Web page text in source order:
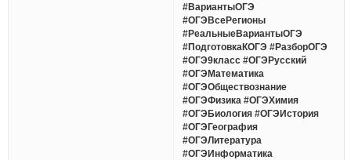
#ВариантыОГЭ
#ОГЭВсеРегионы
#РеальныеВариантыОГЭ
#ПодготовкаКОГЭ #РазборОГЭ
#ОГЭ9класс #ОГЭРусский
#ОГЭМатематика
#ОГЭОбществознание
#ОГЭФизика #ОГЭХимия
#ОГЭБиология #ОГЭИстория
#ОГЭГеография
#ОГЭЛитература
#ОГЭИнформатика